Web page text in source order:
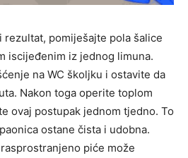
pomiješajte pola šalice
iscijeđenim iz jednog limuna.
na WC školjku i ostavite da
Nakon toga operite toplom
ovaj postupak jednom tjedno. To
ostane čista i udobna.
piće može